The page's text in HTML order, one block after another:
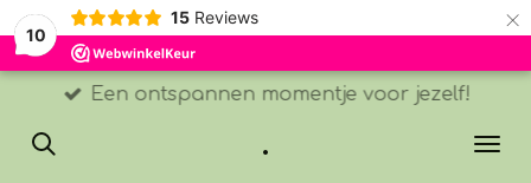
10
15 Reviews ×
.
Een ontspannen momentje voor jezelf!